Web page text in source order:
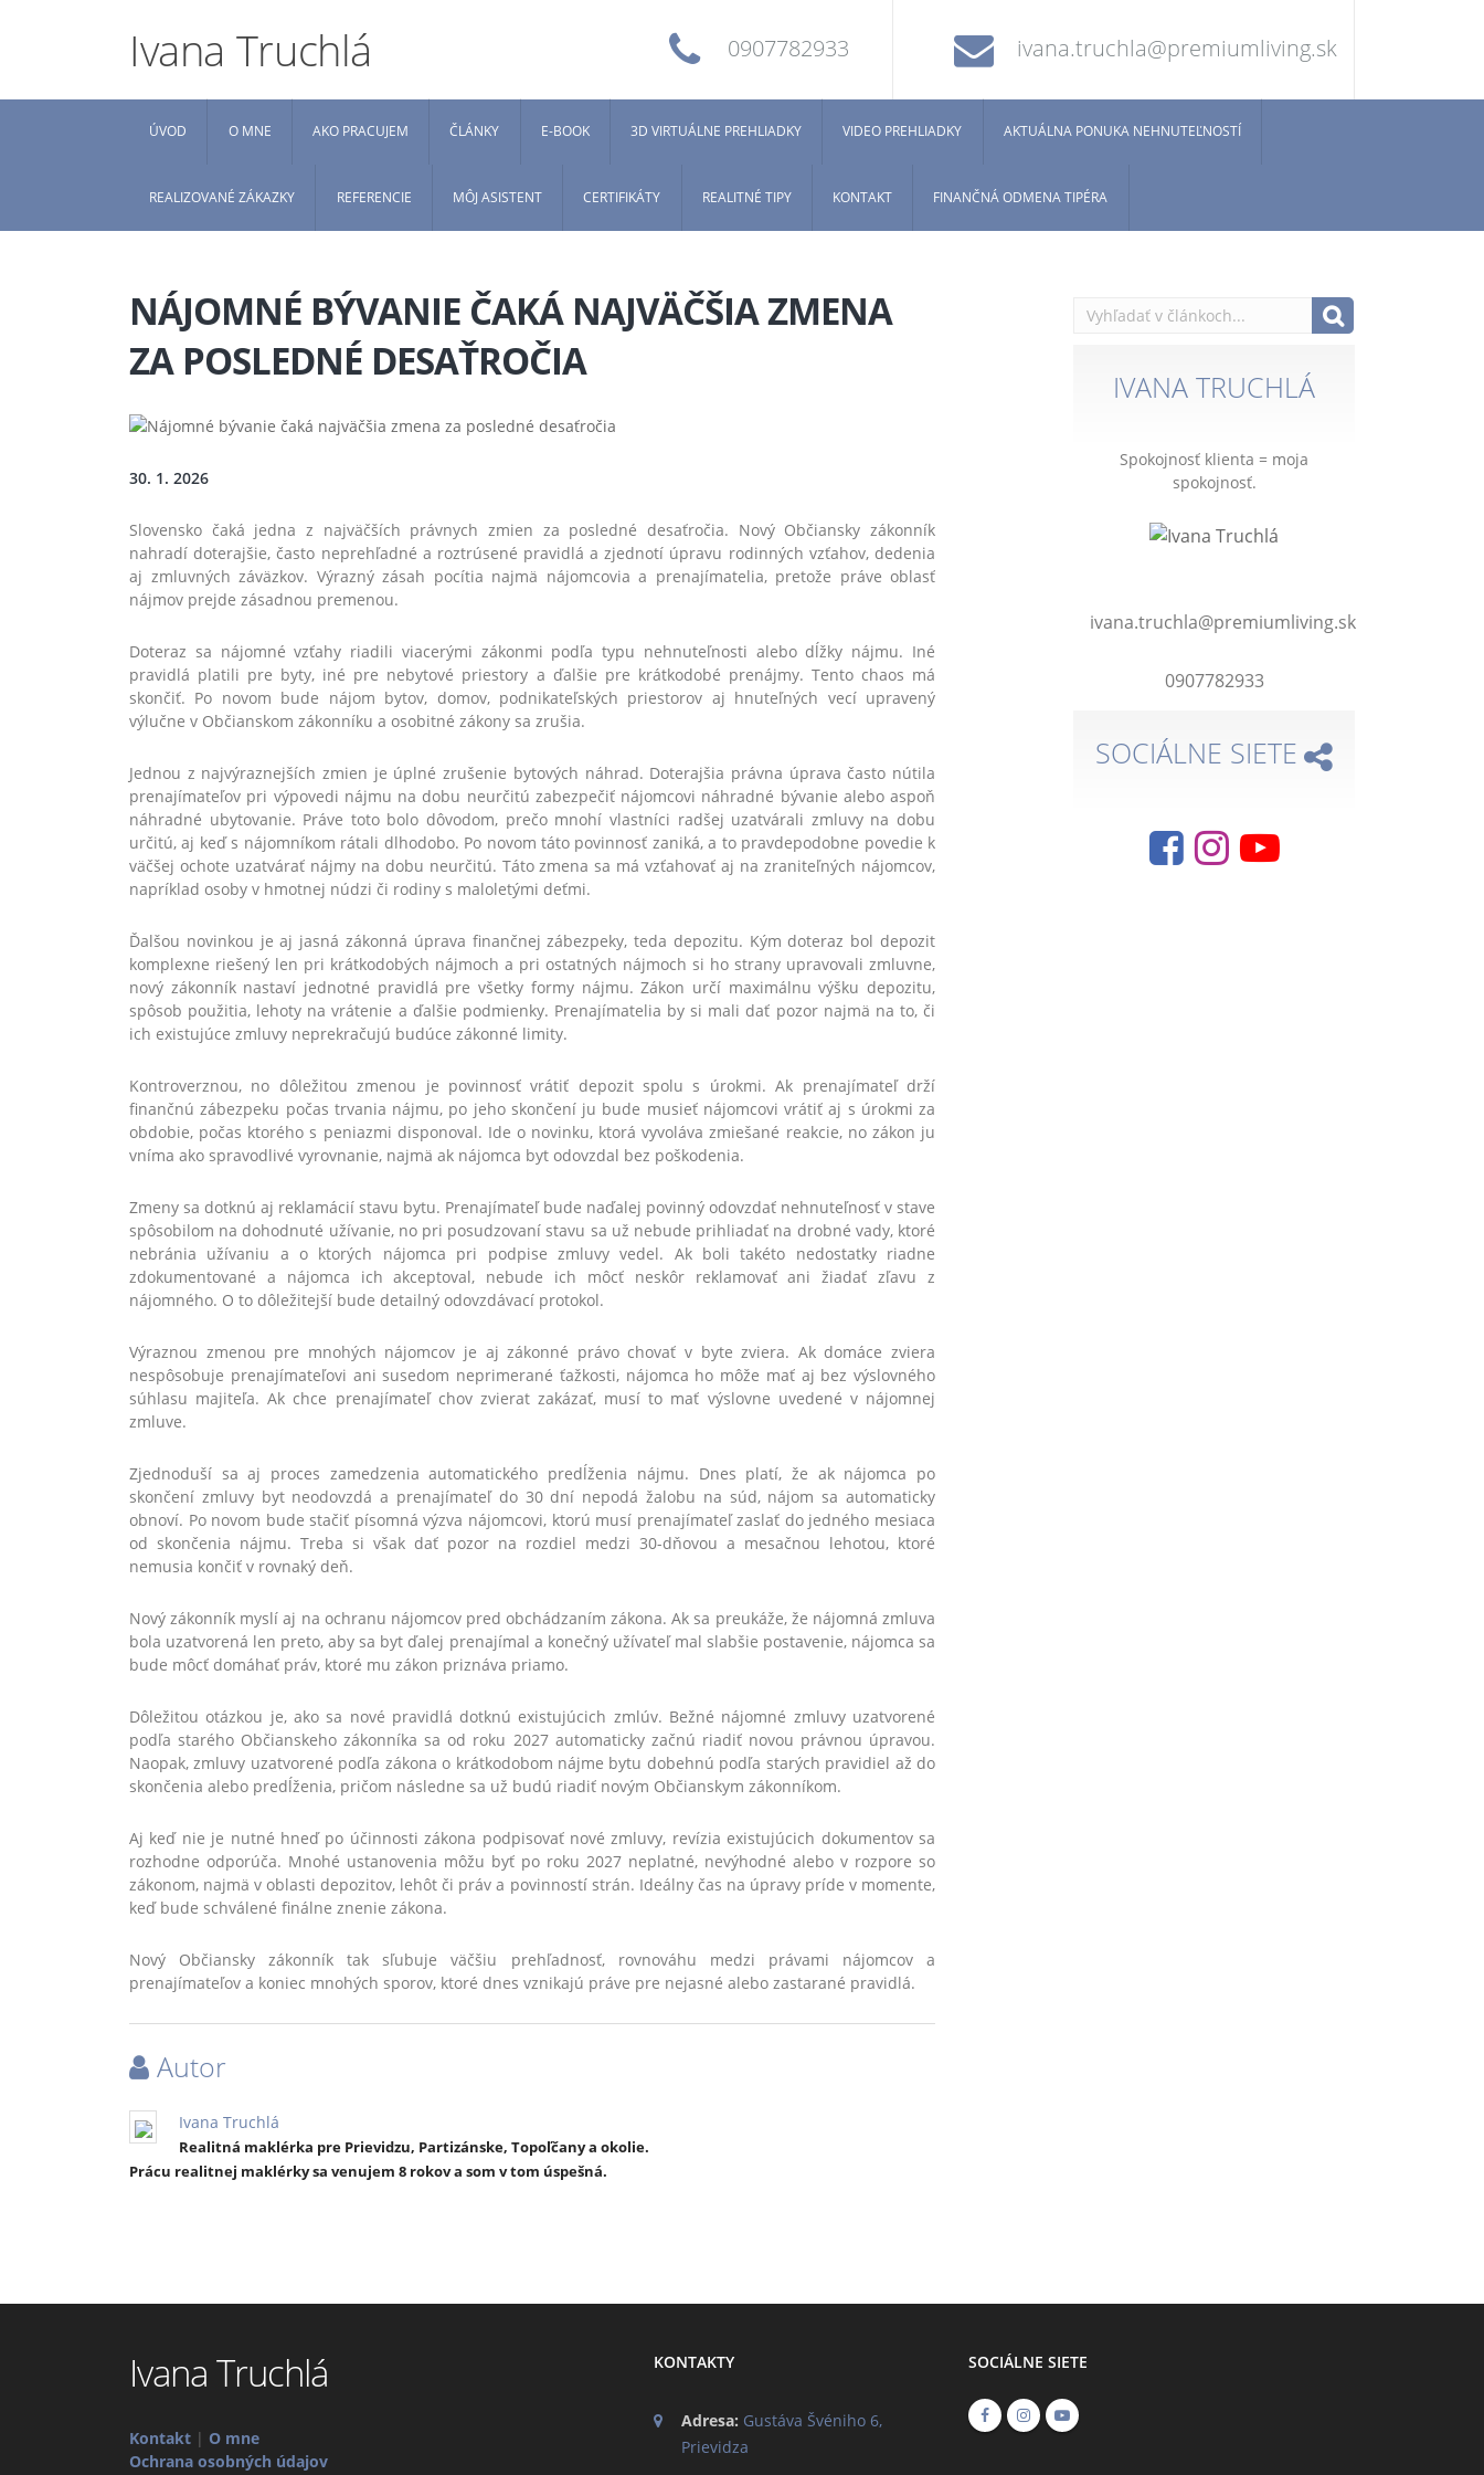
Ivana Truchlá 0907782933 ivana.truchla@premiumliving.sk
ÚVOD O MNE AKO PRACUJEM ČLÁNKY E-BOOK 3D VIRTUÁLNE PREHLIADKY VIDEO PREHLIADKY AKTUÁLNA PONUKA NEHNUTEĽNOSTÍ
REALIZOVANÉ ZÁKAZKY REFERENCIE MÔJ ASISTENT CERTIFIKÁTY REALITNÉ TIPY KONTAKT FINANČNÁ ODMENA TIPÉRA
NÁJOMNÉ BÝVANIE ČAKÁ NAJVÄČŠIA ZMENA
ZA POSLEDNÉ DESAŤROČIA
30. 1. 2026
Slovensko čaká jedna z najväčších právnych zmien za posledné desaťročia. Nový Občiansky zákonník
nahradí doterajšie, často neprehľadné a roztrúsené pravidlá a zjednotí úpravu rodinných vzťahov, dedenia
aj zmluvných záväzkov. Výrazný zásah pocítia najmä nájomcovia a prenajímatelia, pretože práve oblasť
nájmov prejde zásadnou premenou.
Doteraz sa nájomné vzťahy riadili viacerými zákonmi podľa typu nehnuteľnosti alebo dĺžky nájmu. Iné
pravidlá platili pre byty, iné pre nebytové priestory a ďalšie pre krátkodobé prenájmy. Tento chaos má
skončiť. Po novom bude nájom bytov, domov, podnikateľských priestorov aj hnuteľných vecí upravený
výlučne v Občianskom zákonníku a osobitné zákony sa zrušia.
Jednou z najvýraznejších zmien je úplné zrušenie bytových náhrad. Doterajšia právna úprava často nútila
prenajímateľov pri výpovedi nájmu na dobu neurčitú zabezpečiť nájomcovi náhradné bývanie alebo aspoň
náhradné ubytovanie. Práve toto bolo dôvodom, prečo mnohí vlastníci radšej uzatvárali zmluvy na dobu
určitú, aj keď s nájomníkom rátali dlhodobo. Po novom táto povinnosť zaniká, a to pravdepodobne povedie k
väčšej ochote uzatvárať nájmy na dobu neurčitú. Táto zmena sa má vzťahovať aj na zraniteľných nájomcov,
napríklad osoby v hmotnej núdzi či rodiny s maloletými deťmi.
Ďalšou novinkou je aj jasná zákonná úprava finančnej zábezpeky, teda depozitu. Kým doteraz bol depozit
komplexne riešený len pri krátkodobých nájmoch a pri ostatných nájmoch si ho strany upravovali zmluvne,
nový zákonník nastaví jednotné pravidlá pre všetky formy nájmu. Zákon určí maximálnu výšku depozitu,
spôsob použitia, lehoty na vrátenie a ďalšie podmienky. Prenajímatelia by si mali dať pozor najmä na to, či
ich existujúce zmluvy neprekračujú budúce zákonné limity.
Kontroverznou, no dôležitou zmenou je povinnosť vrátiť depozit spolu s úrokmi. Ak prenajímateľ drží
finančnú zábezpeku počas trvania nájmu, po jeho skončení ju bude musieť nájomcovi vrátiť aj s úrokmi za
obdobie, počas ktorého s peniazmi disponoval. Ide o novinku, ktorá vyvoláva zmiešané reakcie, no zákon ju
vníma ako spravodlivé vyrovnanie, najmä ak nájomca byt odovzdal bez poškodenia.
Zmeny sa dotknú aj reklamácií stavu bytu. Prenajímateľ bude naďalej povinný odovzdať nehnuteľnosť v stave
spôsobilom na dohodnuté užívanie, no pri posudzovaní stavu sa už nebude prihliadať na drobné vady, ktoré
nebránia užívaniu a o ktorých nájomca pri podpise zmluvy vedel. Ak boli takéto nedostatky riadne
zdokumentované a nájomca ich akceptoval, nebude ich môcť neskôr reklamovať ani žiadať zľavu z
nájomného. O to dôležitejší bude detailný odovzdávací protokol.
Výraznou zmenou pre mnohých nájomcov je aj zákonné právo chovať v byte zviera. Ak domáce zviera
nespôsobuje prenajímateľovi ani susedom neprimerané ťažkosti, nájomca ho môže mať aj bez výslovného
súhlasu majiteľa. Ak chce prenajímateľ chov zvierat zakázať, musí to mať výslovne uvedené v nájomnej
zmluve.
Zjednoduší sa aj proces zamedzenia automatického predĺženia nájmu. Dnes platí, že ak nájomca po
skončení zmluvy byt neodovzdá a prenajímateľ do 30 dní nepodá žalobu na súd, nájom sa automaticky
obnoví. Po novom bude stačiť písomná výzva nájomcovi, ktorú musí prenajímateľ zaslať do jedného mesiaca
od skončenia nájmu. Treba si však dať pozor na rozdiel medzi 30-dňovou a mesačnou lehotou, ktoré
nemusia končiť v rovnaký deň.
Nový zákonník myslí aj na ochranu nájomcov pred obchádzaním zákona. Ak sa preukáže, že nájomná zmluva
bola uzatvorená len preto, aby sa byt ďalej prenajímal a konečný užívateľ mal slabšie postavenie, nájomca sa
bude môcť domáhať práv, ktoré mu zákon priznáva priamo.
Dôležitou otázkou je, ako sa nové pravidlá dotknú existujúcich zmlúv. Bežné nájomné zmluvy uzatvorené
podľa starého Občianskeho zákonníka sa od roku 2027 automaticky začnú riadiť novou právnou úpravou.
Naopak, zmluvy uzatvorené podľa zákona o krátkodobom nájme bytu dobehnú podľa starých pravidiel až do
skončenia alebo predĺženia, pričom následne sa už budú riadiť novým Občianskym zákonníkom.
Aj keď nie je nutné hneď po účinnosti zákona podpisovať nové zmluvy, revízia existujúcich dokumentov sa
rozhodne odporúča. Mnohé ustanovenia môžu byť po roku 2027 neplatné, nevýhodné alebo v rozpore so
zákonom, najmä v oblasti depozitov, lehôt či práv a povinností strán. Ideálny čas na úpravy príde v momente,
keď bude schválené finálne znenie zákona.
Nový Občiansky zákonník tak sľubuje väčšiu prehľadnosť, rovnováhu medzi právami nájomcov a
prenajímateľov a koniec mnohých sporov, ktoré dnes vznikajú práve pre nejasné alebo zastarané pravidlá.
Autor
Ivana Truchlá
Realitná maklérka pre Prievidzu, Partizánske, Topoľčany a okolie.
Prácu realitnej maklérky sa venujem 8 rokov a som v tom úspešná.
IVANA TRUCHLÁ
Spokojnosť klienta = moja
spokojnosť.
ivana.truchla@premiumliving.sk
0907782933
SOCIÁLNE SIETE
Ivana Truchlá
Kontakt | O mne
Ochrana osobných údajov
KONTAKTY
Adresa: Gustáva Švéniho 6,
Prievidza
SOCIÁLNE SIETE
STIAHNITE SI ZADARMO
7 najčastejších chýb pri predaji nehnuteľnosti.
Odoslať